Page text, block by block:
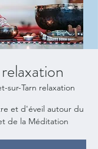
sur-Tarn relaxation
et d'éveil autour du
de la Méditation